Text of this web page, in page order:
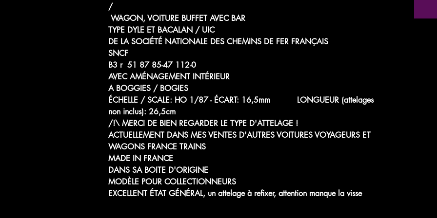
/
WAGON, VOITURE BUFFET AVEC BAR
TYPE DYLE ET BACALAN / UIC
DE LA SOCIÉTÉ NATIONALE DES CHEMINS DE FER FRANÇAIS
SNCF
B3 r 51 87 85-47 112-0
AVEC AMÉNAGEMENT INTÉRIEUR
A BOGGIES / BOGIES
ÉCHELLE / SCALE: HO 1/87 - ÉCART: 16,5mm LONGUEUR (attelages
non inclus): 26,5cm
/!\ MERCI DE BIEN REGARDER LE TYPE D'ATTELAGE !
ACTUELLEMENT DANS MES VENTES D'AUTRES VOITURES VOYAGEURS ET
WAGONS FRANCE TRAINS
MADE IN FRANCE
DANS SA BOITE D'ORIGINE
MODÈLE POUR COLLECTIONNEURS
EXCELLENT ÉTAT GÉNÉRAL, un attelage à refixer, attention manque la visse